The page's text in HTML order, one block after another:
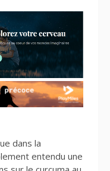
dans la
entendu une